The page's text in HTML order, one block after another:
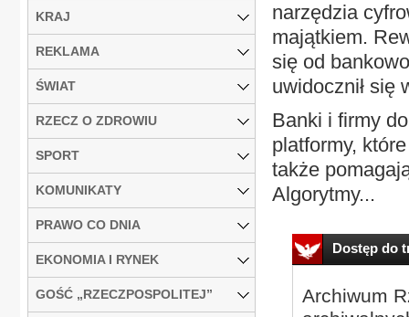
narzędzia
majątkiem.
się od
uwidocznił się
Banki i firmy
platformy,
także
Algorytmy...
Dostęp do
Archiwum
KRAJ
REKLAMA
ŚWIAT
RZECZ O ZDROWIU
SPORT
KOMUNIKATY
PRAWO CO DNIA
EKONOMIA I RYNEK
GOŚĆ „RZECZPOSPOLITEJ”